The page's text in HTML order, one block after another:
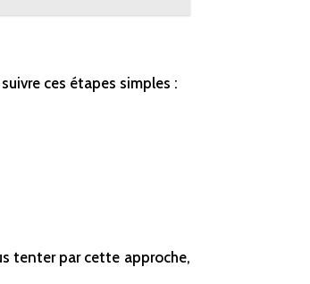
ces étapes simples :
tenter par cette approche,